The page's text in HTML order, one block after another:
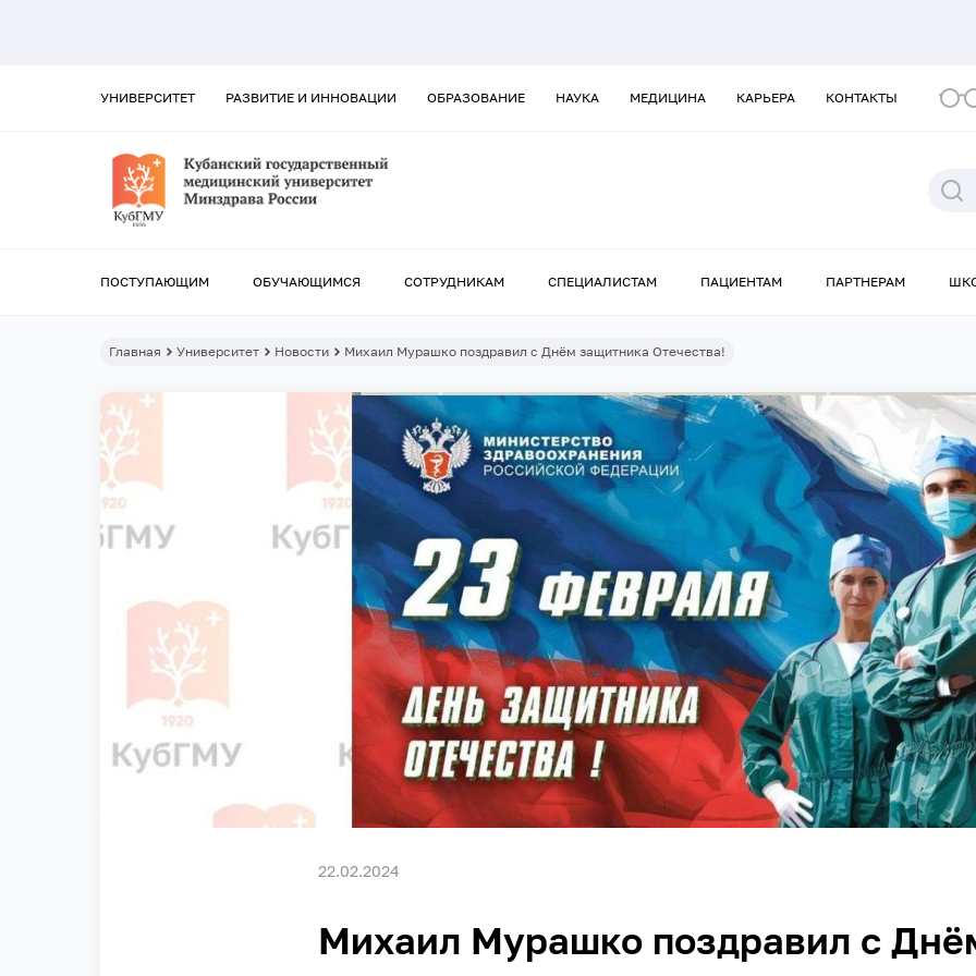
УНИВЕРСИТЕТ РАЗВИТИЕ И ИННОВАЦИИ ОБРАЗОВАНИЕ НАУКА МЕДИЦИНА КАРЬЕРА КОНТАКТЫ
ПОСТУПАЮЩИМ ОБУЧАЮЩИМСЯ СОТРУДНИКАМ СПЕЦИАЛИСТАМ ПАЦИЕНТАМ ПАРТНЕРАМ
Главная Университет Новости Михаил Мурашко поздравил с Днём защитника Отечества!
22.02.2024
Михаил Мурашко поздравил с